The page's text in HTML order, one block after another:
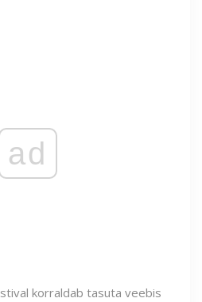
ad
korraldab tasuta veebis